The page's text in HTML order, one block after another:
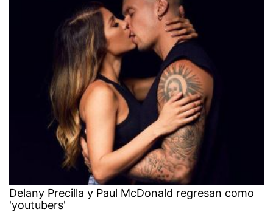
Delany Precilla y Paul McDonald regresan como
'youtubers'